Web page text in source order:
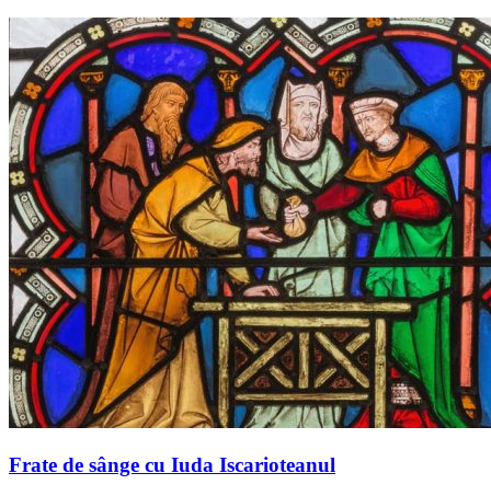
Frate de sânge cu Iuda Iscarioteanul